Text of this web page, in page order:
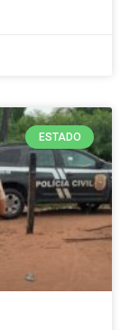
ESTADO